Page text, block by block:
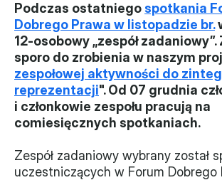
Statut i sprawozdania
Karta zasad
Władze
Historia i działania
Narzędzie samooceny
Podczas ostatniego spotkania
Dobrego Prawa w listopadzie br.
12-osobowy „zespół zadaniowy”.
sporo do zrobienia w naszym
zespołowej aktywności do
reprezentacji". Od 07 grudnia
i członkowie zespołu pracują na
comiesięcznych spotkaniach.
Zespół zadaniowy wybrany został
uczestniczących w Forum Dobrego